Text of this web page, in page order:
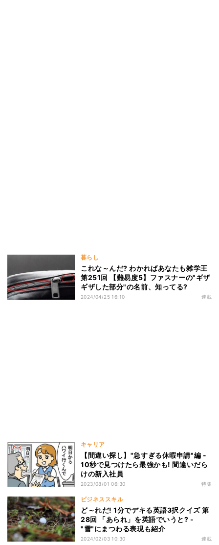
暮らし
これな～んだ? わかればあなたも雑学王
第251回 【難易度5】ファスナーの"ギザ
ギザした部分"の名前、知ってる?
2024/04/25 16:10 連載
キャリア
【間違い探し】"急すぎる休暇申請"編 -
10秒で見つけたら最強かも! 間違いだら
けの新入社員
2023/08/01 06:30 特集
ビジネススキル
ど～れだ! 1分でデキる英語3択クイズ 第
28回 「あられ」を英語でいうと? -
"雪"にまつわる表現も紹介
2024/02/03 10:30 連載